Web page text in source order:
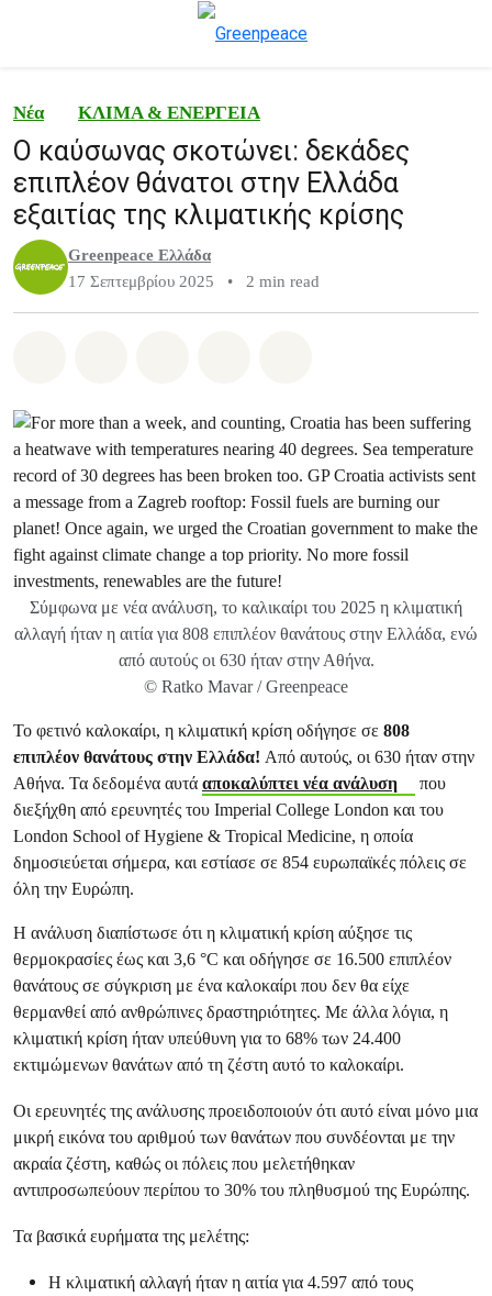
Νέα ΚΛΙΜΑ & ΕΝΕΡΓΕΙΑ
Ο καύσωνας σκοτώνει: δεκάδες
επιπλέον θάνατοι στην Ελλάδα
εξαιτίας της κλιματικής κρίσης
Greenpeace Ελλάδα
17 Σεπτεμβρίου 2025
• 2 min read
Σύμφωνα με νέα ανάλυση, το καλικαίρι του 2025 η κλιματική
αλλαγή ήταν η αιτία για 808 επιπλέον θανάτους στην Ελλάδα, ενώ
από αυτούς οι 630 ήταν στην Αθήνα.
© Ratko Mavar / Greenpeace
Το φετινό καλοκαίρι, η κλιματική κρίση οδήγησε σε 808
επιπλέον θανάτους στην Ελλάδα! Από αυτούς, οι 630 ήταν στην
Αθήνα. Τα δεδομένα αυτά αποκαλύπτει νέα ανάλυση
που
διεξήχθη από ερευνητές του Imperial College London και του
London School of Hygiene & Tropical Medicine, η οποία
δημοσιεύεται σήμερα, και εστίασε σε 854 ευρωπαϊκές πόλεις σε
όλη την Ευρώπη.
Η ανάλυση διαπίστωσε ότι η κλιματική κρίση αύξησε τις
θερμοκρασίες έως και 3,6 °C και οδήγησε σε 16.500 επιπλέον
θανάτους σε σύγκριση με ένα καλοκαίρι που δεν θα είχε
θερμανθεί από ανθρώπινες δραστηριότητες. Με άλλα λόγια, η
κλιματική κρίση ήταν υπεύθυνη για το 68% των 24.400
εκτιμώμενων θανάτων από τη ζέστη αυτό το καλοκαίρι.
Οι ερευνητές της ανάλυσης προειδοποιούν ότι αυτό είναι μόνο μια
μικρή εικόνα του αριθμού των θανάτων που συνδέονται με την
ακραία ζέστη, καθώς οι πόλεις που μελετήθηκαν
αντιπροσωπεύουν περίπου το 30% του πληθυσμού της Ευρώπης.
Τα βασικά ευρήματα της μελέτης:
Η κλιματική αλλαγή ήταν η αιτία για 4.597 από τους